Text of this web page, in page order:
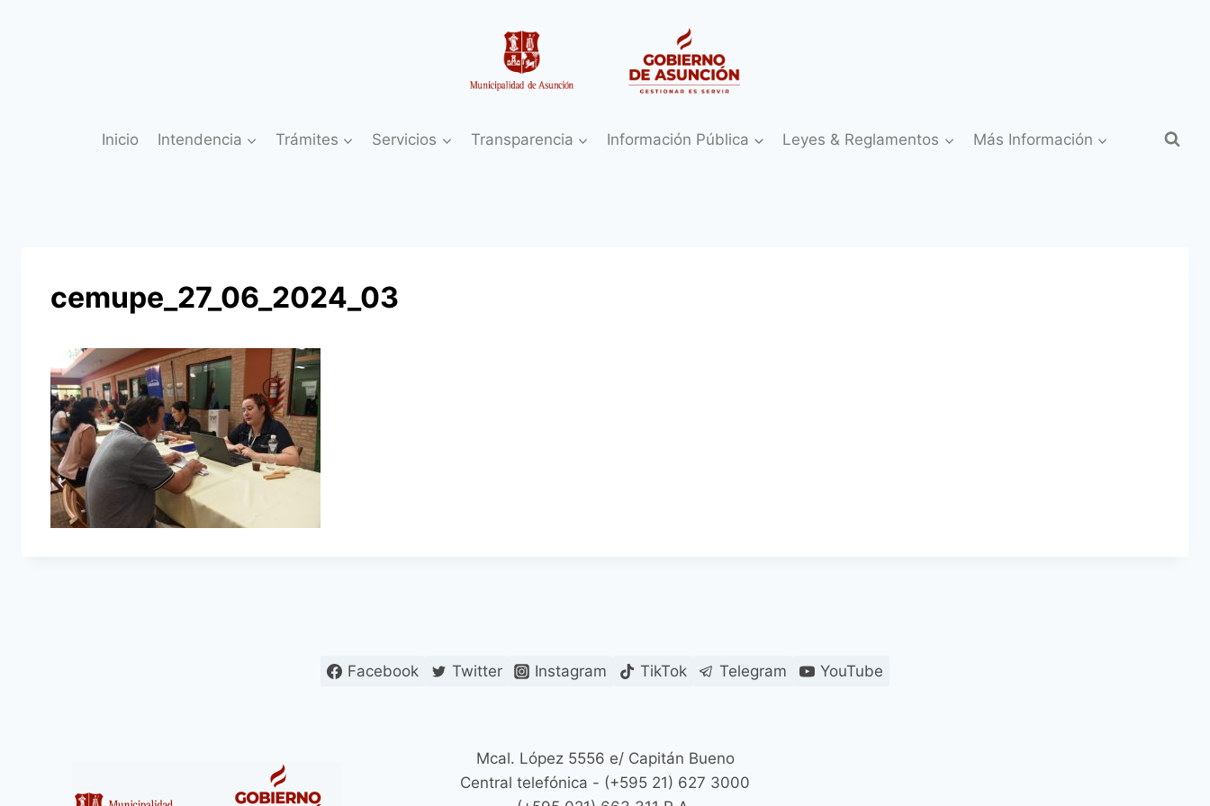
Inicio Intendencia Trámites Servicios Transparencia Información Pública Leyes & Reglamentos Más Información
cemupe_27_06_2024_03
Facebook Twitter Instagram TikTok Telegram YouTube
Mcal. López 5556 e/ Capitán Bueno
Central telefónica - (+595 21) 627 3000